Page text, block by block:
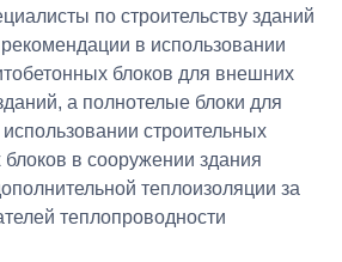
по строительству зданий
в использовании
блоков для внешних
а полнотелые блоки для
строительных
в сооружении здания
теплоизоляции за
теплопроводности